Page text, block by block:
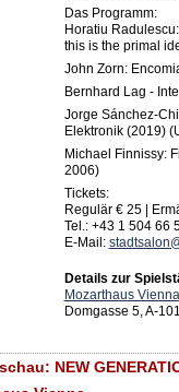
Das Programm:
Horatiu
this is the primal
John Zorn:
Bernhard Lag -
Jorge Sánchez-
Elektronik (2019)
Michael Finnissy:
2006)
Tickets:
Regulär € 25 |
Tel.: +43 1 504 66
E-Mail:
Details zur
Mozarthaus Vienna
Domgasse 5, A-
NEW